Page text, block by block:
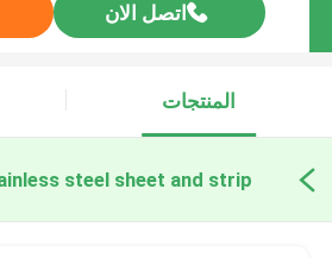
اتصل الان
المنتجات